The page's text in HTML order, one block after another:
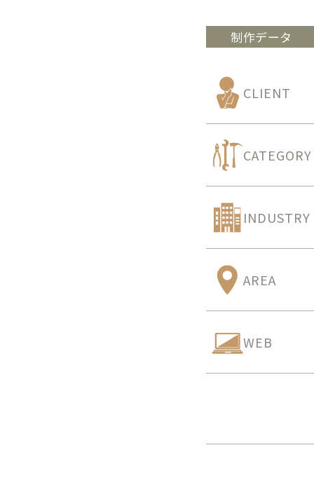
制作データ
CLIENT
CATEGORY
INDUSTRY
AREA
WEB